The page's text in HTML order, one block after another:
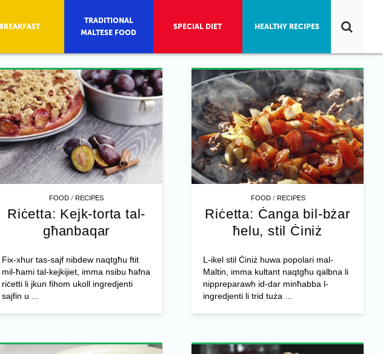
FOOD /RECIPES
Riċetta: Kejk-torta tal-
għanbaqar
Fix-xhur tas-sajf nibdew naqtgħu ftit
mil-ħami tal-kejkijiet, imma nsibu ħafna
riċetti li jkun fihom ukoll ingredjenti
sajfin u ...
FOOD/ RECIPES
Riċetta: Ċanga bil-bżar
ħelu, stil Ċiniż
L-ikel stil Ċiniż huwa popolari mal-
Maltin, imma kultant naqtgħu qalbna li
nippreparawh id-dar minħabba l-
ingredjenti li trid tuża ...
BREAKFAST
TRADITIONAL
MALTESE FOOD
SPECIAL DIET HEALTHY RECIPES